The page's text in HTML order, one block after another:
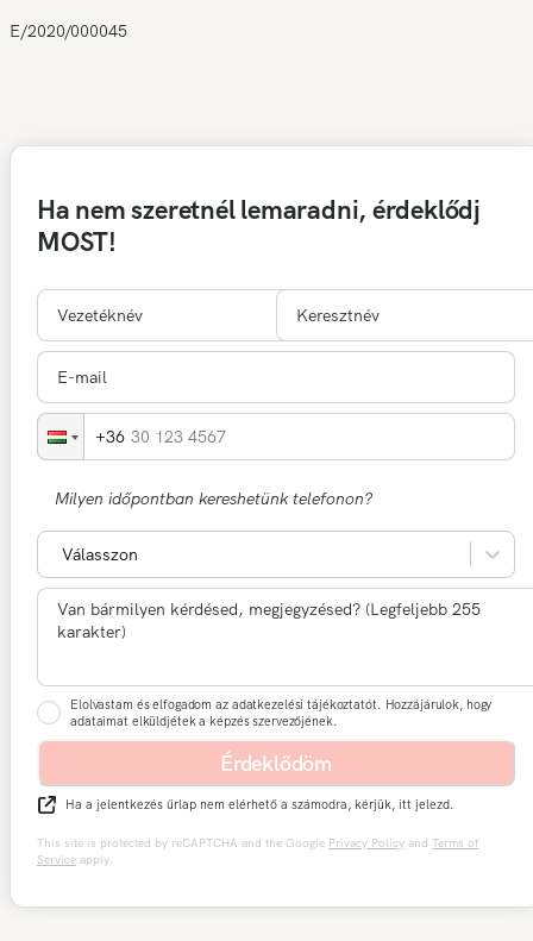
E/2020/000045
Ha nem szeretnél lemaradni, érdeklődj
MOST!
30 123 4567
Milyen időpontban kereshetünk telefonon?
Válasszon
Elolvastam és elfogadom az adatkezelési tájékoztatót. Hozzájárulok, hogy
adataimat elküldjétek a képzés szervezőjének.
Érdeklődöm
Ha a jelentkezés űrlap nem elérhető a számodra, kérjük, itt jelezd.
This site is protected by reCAPTCHA and the Google Privacy Policy and Terms of
Service apply.